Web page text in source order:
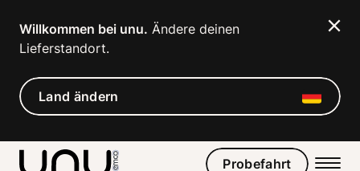
Willkommen bei unu. Ändere deinen
Lieferstandort.
Land ändern
Probefahrt